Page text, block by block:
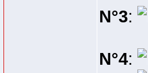
N°3:
N°4: